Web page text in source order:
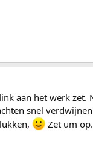
aan het werk
snel
Zet um op.